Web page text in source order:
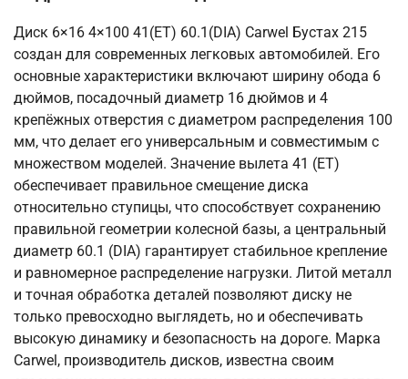
Диск 6×16 4×100 41(ET) 60.1(DIA) Carwel Бустах 215
создан для современных легковых автомобилей. Его
основные характеристики включают ширину обода 6
дюймов, посадочный диаметр 16 дюймов и 4
крепёжных отверстия с диаметром распределения 100
мм, что делает его универсальным и совместимым с
множеством моделей. Значение вылета 41 (ET)
обеспечивает правильное смещение диска
относительно ступицы, что способствует сохранению
правильной геометрии колесной базы, а центральный
диаметр 60.1 (DIA) гарантирует стабильное крепление
и равномерное распределение нагрузки. Литой металл
и точная обработка деталей позволяют диску не
только превосходно выглядеть, но и обеспечивать
высокую динамику и безопасность на дороге. Марка
Carwel, производитель дисков, известна своим